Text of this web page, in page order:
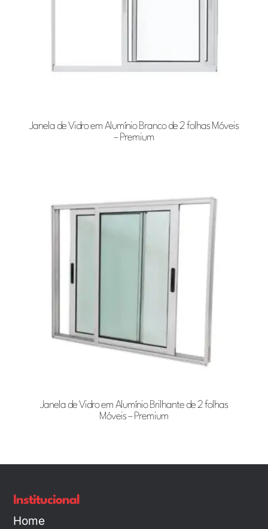
Janela de Vidro em Alumínio Branco de 2 folhas Móveis
– Premium
Janela de Vidro em Alumínio Brilhante de 2 folhas
Móveis – Premium
Institucional
Home